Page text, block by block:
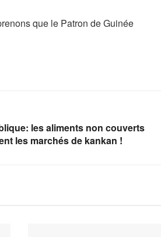
que le Patron de Guinée
les aliments non couverts
les marchés de kankan !